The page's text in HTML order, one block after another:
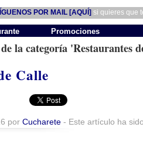
POR MAIL [AQUÍ] si quieres que
Promociones
la categoría 'Restaurantes
Calle
por Cucharete - Este artículo ha